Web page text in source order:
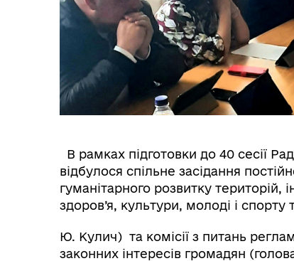
В рамках підготовки до 40 сесії
відбулося спільне засідання
гуманітарного розвитку територій,
здоров’я, культури, молоді і
Ю. Кулич) та комісії з питань
законних інтересів громадян